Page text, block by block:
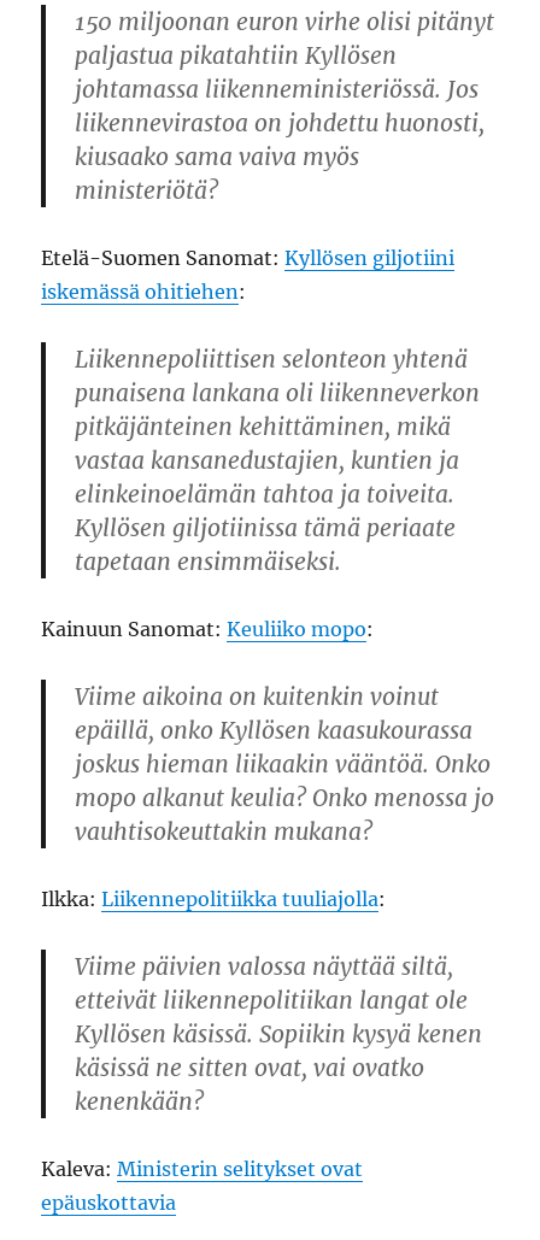
150 miljoonan euron virhe olisi pitänyt
paljastua pikatahtiin Kyllösen
johtamassa liikenneministeriössä. Jos
liikennevirastoa on johdettu huonosti,
kiusaako sama vaiva myös
ministeriötä?
Etelä-Suomen Sanomat:Kyllösen giljotiini
iskemässä ohitiehen:
Liikennepoliittisen selonteon yhtenä
punaisena lankana oli liikenneverkon
pitkäjänteinen kehittäminen, mikä
vastaa kansanedustajien, kuntien ja
elinkeinoelämän tahtoa ja toiveita.
Kyllösen giljotiinissa tämä periaate
tapetaan ensimmäiseksi.
Kainuun Sanomat:Keuliiko mopo:
Viime aikoina on kuitenkin voinut
epäillä, onko Kyllösen kaasukourassa
joskus hieman liikaakin vääntöä. Onko
mopo alkanut keulia? Onko menossa jo
vauhtisokeuttakin mukana?
Ilkka:Liikennepolitiikka tuuliajolla:
Viime päivien valossa näyttää siltä,
etteivät liikennepolitiikan langat ole
Kyllösen käsissä. Sopiikin kysyä kenen
käsissä ne sitten ovat, vai ovatko
kenenkään?
Kaleva:Ministerin selitykset ovat
epäuskottavia